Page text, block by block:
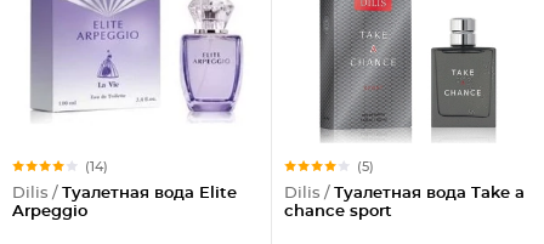
(14)
Dilis / Туалетная вода Elite
Arpeggio
(5)
Dilis / Туалетная вода Take a
chance sport